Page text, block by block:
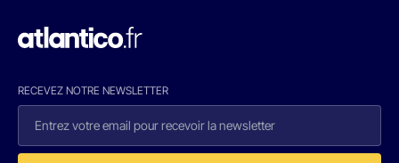
RECEVEZ NOTRE NEWSLETTER